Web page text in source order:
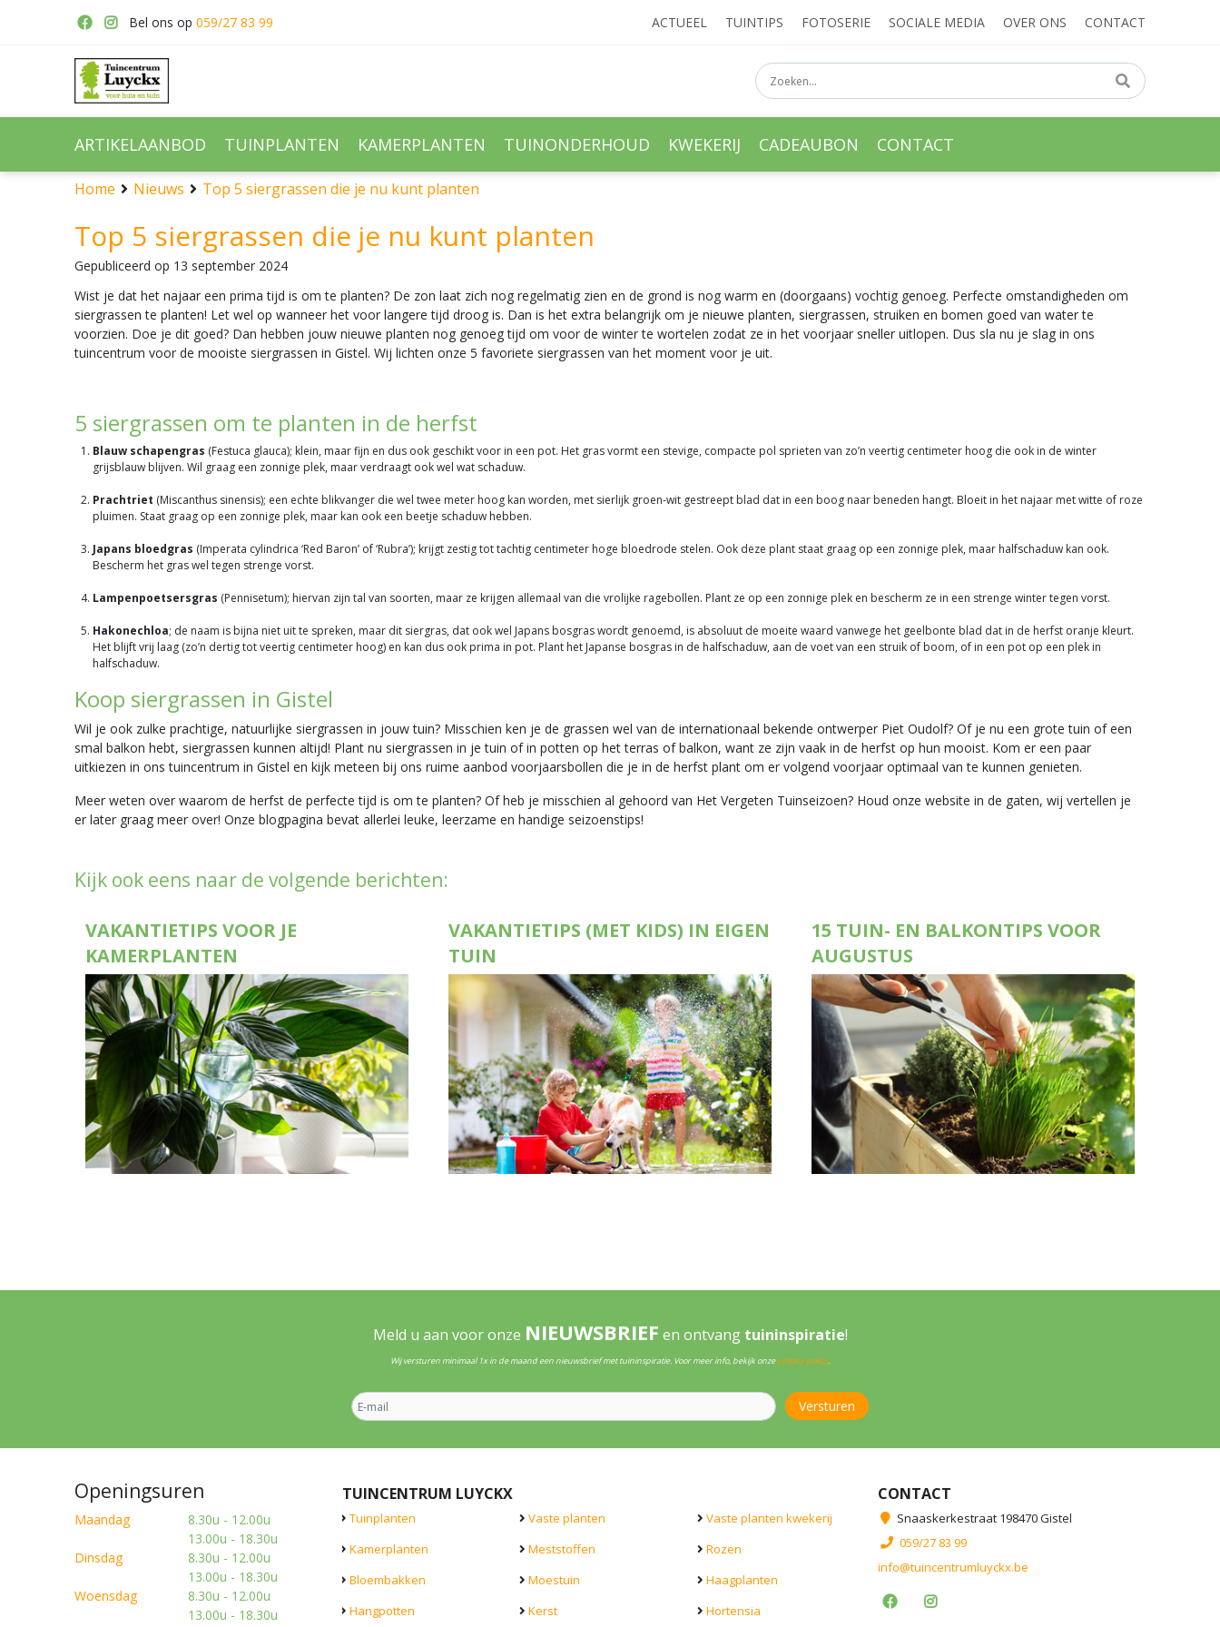
Home Nieuws Top 5 siergrassen die je nu kunt planten
Bel ons op 059/27 83 99 ACTUEEL TUINTIPS FOTOSERIE SOCIALE MEDIA OVER ONS CONTACT
ARTIKELAANBOD TUINPLANTEN KAMERPLANTEN TUINONDERHOUD KWEKERIJ CADEAUBON CONTACT
Top 5 siergrassen die je nu kunt planten
Gepubliceerd op 13 september 2024
Wist je dat het najaar een prima tijd is om te planten? De zon laat zich nog regelmatig zien en de grond is nog warm en (doorgaans) vochtig genoeg. Perfecte omstandigheden om
siergrassen te planten! Let wel op wanneer het voor langere tijd droog is. Dan is het extra belangrijk om je nieuwe planten, siergrassen, struiken en bomen goed van water te
voorzien. Doe je dit goed? Dan hebben jouw nieuwe planten nog genoeg tijd om voor de winter te wortelen zodat ze in het voorjaar sneller uitlopen. Dus sla nu je slag in ons
tuincentrum voor de mooiste siergrassen in Gistel. Wij lichten onze 5 favoriete siergrassen van het moment voor je uit.
5 siergrassen om te planten in de herfst
Blauw schapengras (Festuca glauca); klein, maar fijn en dus ook geschikt voor in een pot. Het gras vormt een stevige, compacte pol sprieten van zo’n veertig centimeter hoog die ook in de winter
grijsblauw blijven. Wil graag een zonnige plek, maar verdraagt ook wel wat schaduw.
Prachtriet (Miscanthus sinensis); een echte blikvanger die wel twee meter hoog kan worden, met sierlijk groen-wit gestreept blad dat in een boog naar beneden hangt. Bloeit in het najaar met witte of roze
pluimen. Staat graag op een zonnige plek, maar kan ook een beetje schaduw hebben.
Japans bloedgras (Imperata cylindrica ‘Red Baron’ of ‘Rubra’); krijgt zestig tot tachtig centimeter hoge bloedrode stelen. Ook deze plant staat graag op een zonnige plek, maar halfschaduw kan ook.
Bescherm het gras wel tegen strenge vorst.
Lampenpoetsersgras (Pennisetum); hiervan zijn tal van soorten, maar ze krijgen allemaal van die vrolijke ragebollen. Plant ze op een zonnige plek en bescherm ze in een strenge winter tegen vorst.
Hakonechloa; de naam is bijna niet uit te spreken, maar dit siergras, dat ook wel Japans bosgras wordt genoemd, is absoluut de moeite waard vanwege het geelbonte blad dat in de herfst oranje kleurt.
Het blijft vrij laag (zo’n dertig tot veertig centimeter hoog) en kan dus ook prima in pot. Plant het Japanse bosgras in de halfschaduw, aan de voet van een struik of boom, of in een pot op een plek in
halfschaduw.
Koop siergrassen in Gistel
Wil je ook zulke prachtige, natuurlijke siergrassen in jouw tuin? Misschien ken je de grassen wel van de internationaal bekende ontwerper Piet Oudolf? Of je nu een grote tuin of een
smal balkon hebt, siergrassen kunnen altijd! Plant nu siergrassen in je tuin of in potten op het terras of balkon, want ze zijn vaak in de herfst op hun mooist. Kom er een paar
uitkiezen in ons tuincentrum in Gistel en kijk meteen bij ons ruime aanbod voorjaarsbollen die je in de herfst plant om er volgend voorjaar optimaal van te kunnen genieten.
Meer weten over waarom de herfst de perfecte tijd is om te planten? Of heb je misschien al gehoord van Het Vergeten Tuinseizoen? Houd onze website in de gaten, wij vertellen je
er later graag meer over! Onze blogpagina bevat allerlei leuke, leerzame en handige seizoenstips!
Kijk ook eens naar de volgende berichten:
VAKANTIETIPS VOOR JE
KAMERPLANTEN
VAKANTIETIPS (MET KIDS) IN EIGEN
TUIN
15 TUIN- EN BALKONTIPS VOOR
AUGUSTUS
Meld u aan voor onze NIEUWSBRIEF en ontvang tuininspiratie!
Wij versturen minimaal 1x in de maand een nieuwsbrief met tuininspiratie. Voor meer info, bekijk onzeprivacy policy.
CONTACT
Snaaskerkestraat 198470 Gistel
059/27 83 99
info@tuincentrumluyckx.be
Openingsuren
Maandag
8.30u - 12.00u
13.00u - 18.30u
Dinsdag
8.30u - 12.00u
13.00u - 18.30u
Woensdag
8.30u - 12.00u
13.00u - 18.30u
TUINCENTRUM LUYCKX
Tuinplanten
Kamerplanten
Bloembakken
Hangpotten
Vaste planten
Meststoffen
Moestuin
Kerst
Vaste planten kwekerij
Rozen
Haagplanten
Hortensia